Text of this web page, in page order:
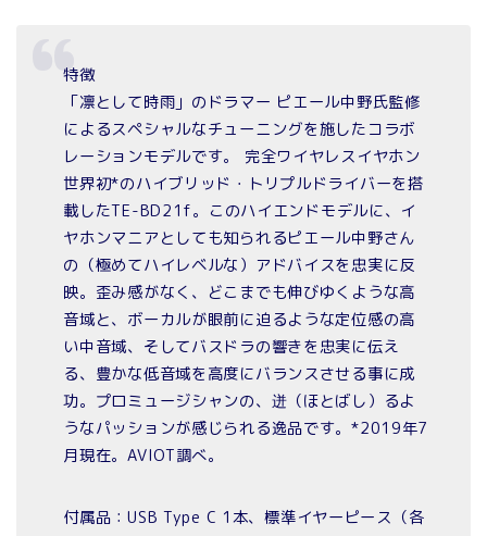
特徴
「凛として時雨」のドラマー ピエール中野氏監修
によるスペシャルなチューニングを施したコラボ
レーションモデルです。 完全ワイヤレスイヤホン
世界初*のハイブリッド・トリプルドライバーを搭
載したTE-BD21f。このハイエンドモデルに、イ
ヤホンマニアとしても知られるピエール中野さん
の（極めてハイレベルな）アドバイスを忠実に反
映。歪み感がなく、どこまでも伸びゆくような高
音域と、ボーカルが眼前に迫るような定位感の高
い中音域、そしてバスドラの響きを忠実に伝え
る、豊かな低音域を高度にバランスさせる事に成
功。プロミュージシャンの、迸（ほとばし）るよ
うなパッションが感じられる逸品です。*2019年7
月現在。AVIOT調べ。
付属品：USB Type C 1本、標準イヤーピース（各